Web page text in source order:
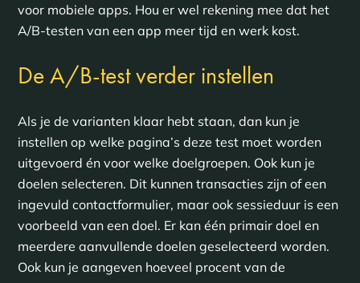
voor mobiele apps. Hou er wel rekening mee dat het
A/B-testen van een app meer tijd en werk kost.
De A/B-test verder instellen
Als je de varianten klaar hebt staan, dan kun je
instellen op welke pagina’s deze test moet worden
uitgevoerd én voor welke doelgroepen. Ook kun je
doelen selecteren. Dit kunnen transacties zijn of een
ingevuld contactformulier, maar ook sessieduur is een
voorbeeld van een doel. Er kan één primair doel en
meerdere aanvullende doelen geselecteerd worden.
Ook kun je aangeven hoeveel procent van de